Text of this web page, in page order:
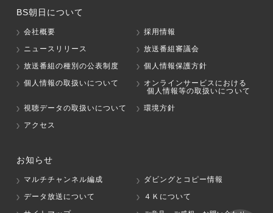
BS朝日について
会社概要
採用情報
ニュースリリース
放送番組審議会
放送番組の種別の公表制度
個人情報保護方針
個人情報の取扱いについて
オンラインサービスにおける
個人情報等の取扱いについて
視聴データの取扱いについて
環境方針
アクセス
お知らせ
マルチチャンネル編成
ダビングとコピー情報
データ放送について
４Ｋについて